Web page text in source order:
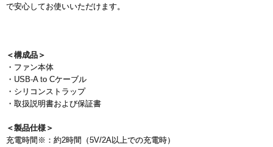
で安心してお使いいただけます。
＜構成品＞
・ファン本体
・USB-A to Cケーブル
・シリコンストラップ
・取扱説明書および保証書
＜製品仕様＞
充電時間※：約2時間（5V/2A以上での充電時）